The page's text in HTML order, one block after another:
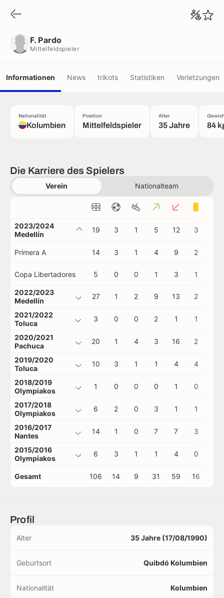
F. Pardo
Mittelfeldspieler
Informationen News trikots Statistiken Verletzungen
Nationalität
Kolumbien
Position
Mittelfeldspieler
Alter
35 Jahre 84
Die Karriere des Spielers
Verein Nationalteam
2023/2024
Medellín
19 3 1 5 12 3
Primera A 14 3 1 4 9 2
Copa Libertadores 5 0 0 1 3 1
2022/2023
Medellín
27 1 2 9 13 2
2021/2022
Toluca
3 0 0 2 1 1
2020/2021
Pachuca
20 1 4 3 16 2
2019/2020
Toluca
10 3 1 1 4 4
2018/2019
Olympiakos
1 0 0 0 1 0
2017/2018
Olympiakos
6 2 0 3 1 1
2016/2017
Nantes
14 1 0 7 7 3
2015/2016
Olympiakos
6 3 1 1 4 0
Gesamt 106 14 9 31 59 16
Profil
Alter 35 Jahre (17/08/1990)
Geburtsort Quibdó Kolumbien
Nationalität Kolumbien